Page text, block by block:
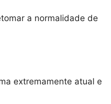
a normalidade de
extremamente atual e